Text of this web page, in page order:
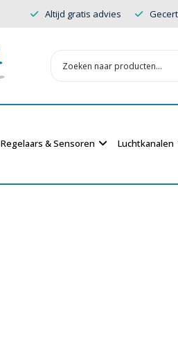
Altijd gratis advies
Regelaars & Sensoren Luchtkanalen